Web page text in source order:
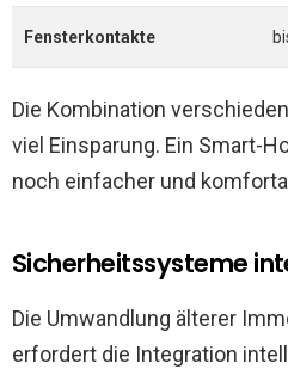
Fensterkontakte
Die Kombination
viel Einsparung. Ein Smart-
noch einfacher und
Sicherheitssysteme
Die Umwandlung älterer
erfordert die Integration